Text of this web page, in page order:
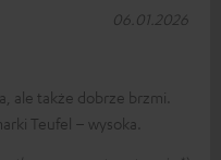
ale także dobrze brzmi.
Teufel – wysoka.
06.01.2026